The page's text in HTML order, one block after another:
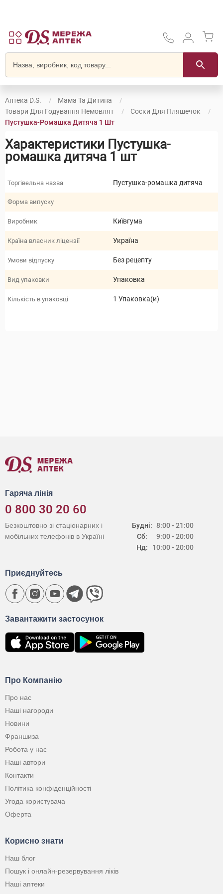
Аптека D.S.
Мама Та Дитина
Товари Для Годування Немовлят
Соски Для Пляшечок
Пустушка-Ромашка Дитяча 1 Шт
Характеристики Пустушка-
ромашка дитяча 1 шт
Торгівельна назва Пустушка-ромашка дитяча
Форма випуску
Виробник Київгума
Країна власник ліцензії Україна
Умови відпуску Без рецепту
Вид упаковки Упаковка
Кількість в упаковці 1 Упаковка(и)
Гаряча лінія
0 800 30 20 60
Будні:
Сб:
Нд:
8:00 - 21:00
9:00 - 20:00
10:00 - 20:00
Безкоштовно зі стаціонарних і
мобільних телефонів в Україні
Про Компанію
Про нас
Наші нагороди
Новини
Франшиза
Робота у нас
Наші автори
Контакти
Політика конфіденційності
Угода користувача
Оферта
Корисно знати
Наш блог
Пошук і онлайн-резервування ліків
Наші аптеки
Завантажити застосунок
Приєднуйтесь